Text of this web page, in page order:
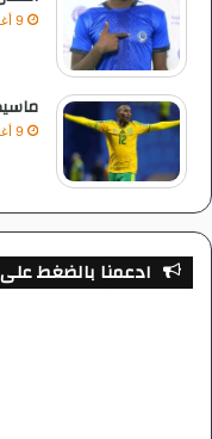
9 أغسطس، 2026
9 أغسطس، 2026
ادعمنا بالضغط على